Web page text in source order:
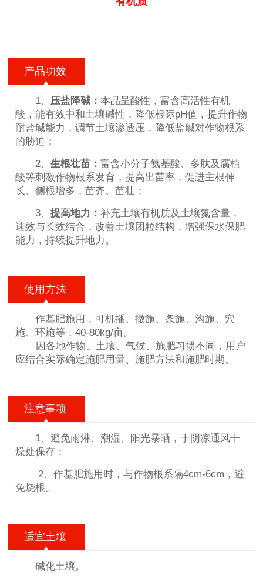
产品功效
1、 压盐降碱：本品呈酸性，富含高活性有机
酸，能有效中和土壤碱性，降低根际pH值，提升作物
耐盐碱能力，调节土壤渗透压，降低盐碱对作物根系
的胁迫；
2、生根壮苗 ：富含小分子氨基酸、多肽及腐植
酸等刺激作物根系发育，提高出苗率，促进主根伸
长、侧根增多，苗齐、苗壮；
3、提高地力 ：补充土壤有机质及土壤氮含量，
速效与长效结合，改善土壤团粒结构，增强保水保肥
能力，持续提升地力。
使用方法
作基肥施用，可机播、撒施、条施、沟施、穴
施、环施等，40-80kg/亩。
因各地作物、土壤、气候、施肥习惯不同，用户
应结合实际确定施肥用量、施肥方法和施肥时期。
注意事项
1、避免雨淋、潮湿、阳光暴晒，于阴凉通风干
燥处保存；
2、作基肥施用时，与作物根系隔4cm-6cm，避
免烧根。
适宜土壤
碱化土壤。